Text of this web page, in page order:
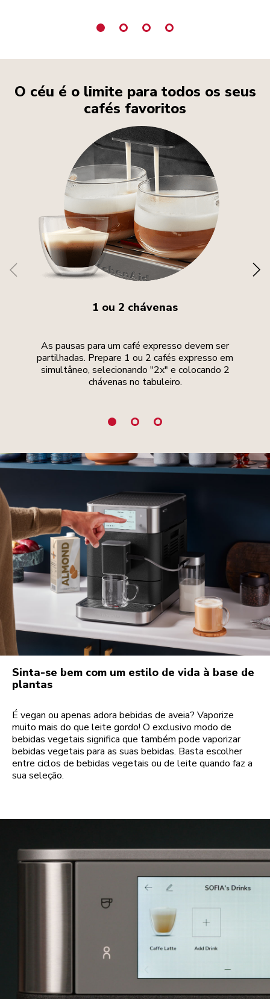
O céu é o limite para todos os seus
cafés favoritos
1 ou 2 chávenas
As pausas para um café expresso devem ser
partilhadas. Prepare 1 ou 2 cafés expresso em
simultâneo, selecionando "2x" e colocando 2
chávenas no tabuleiro.
Sinta-se bem com um estilo de vida à base de
plantas
É vegan ou apenas adora bebidas de aveia? Vaporize
muito mais do que leite gordo! O exclusivo modo de
bebidas vegetais significa que também pode vaporizar
bebidas vegetais para as suas bebidas. Basta escolher
entre ciclos de bebidas vegetais ou de leite quando faz a
sua seleção.